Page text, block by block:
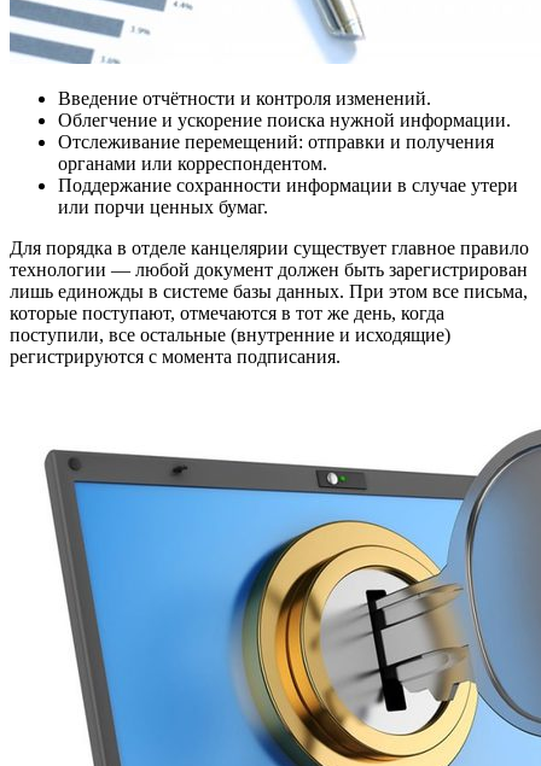
Введение отчётности и контроля изменений.
Облегчение и ускорение поиска нужной информации.
Отслеживание перемещений: отправки и получения
органами или корреспондентом.
Поддержание сохранности информации в случае утери
или порчи ценных бумаг.
Для порядка в отделе канцелярии существует главное правило
технологии — любой документ должен быть зарегистрирован
лишь единожды в системе базы данных. При этом все письма,
которые поступают, отмечаются в тот же день, когда
поступили, все остальные (внутренние и исходящие)
регистрируются с момента подписания.